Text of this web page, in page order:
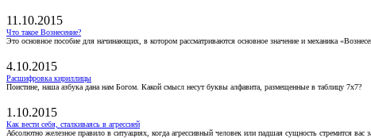
11.10.2015
Что такое Вознесение?
Это основное пособие для начинающих, в котором рассматриваются основное значение и механика
4.10.2015
Расшифровка кириллицы
Поистине, наша азбука дана нам Богом. Какой смысл несут буквы алфавита, размещенные в таблицу 7х7?
1.10.2015
Как вести себя, сталкиваясь в агрессией
Абсолютно железное правило в ситуациях, когда агрессивный человек или падшая сущность стремится